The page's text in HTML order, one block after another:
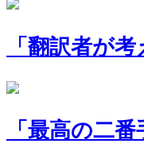
「翻訳者が
「最高の二